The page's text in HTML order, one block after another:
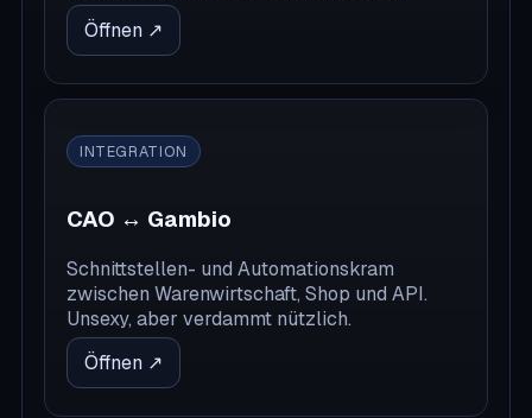
Öffnen ↗
INTEGRATION
CAO ↔ Gambio
Schnittstellen- und Automationskram
zwischen Warenwirtschaft, Shop und API.
Unsexy, aber verdammt nützlich.
Öffnen ↗